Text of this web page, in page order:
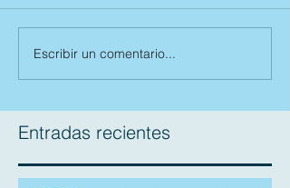
Escribir un comentario...
Entradas recientes